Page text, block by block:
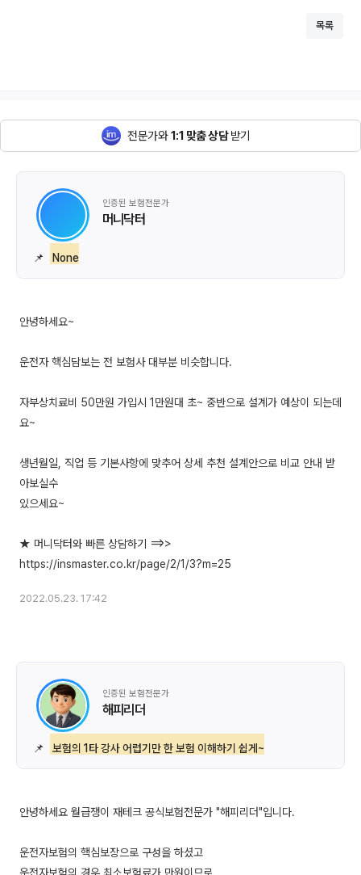
목록
전문가와1:1 맞춤 상담받기
인증된 보험전문가
머니닥터
📌 None
안녕하세요~
운전자 핵심담보는 전 보험사 대부분 비슷합니다.
자부상치료비 50만원 가입시 1만원대 초~ 중반으로 설계가 예상이 되는데
요~
생년월일, 직업 등 기본사항에 맞추어 상세 추천 설계안으로 비교 안내 받
아보실수
있으세요~
★ 머니닥터와 빠른 상담하기 ==>>
2022.05.23. 17:42
인증된 보험전문가
해피리더
📌 보험의 1타 강사 어렵기만 한 보험 이해하기 쉽게~
안녕하세요 월급쟁이 재테크 공식보험전문가 "해피리더"입니다.
운전자보험의 핵심보장으로 구성을 하셨고
운전자보험의 경우 최소보험료가 만원이므로